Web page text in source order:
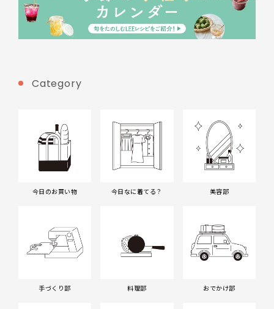
Category
今日のお買い物 今日なに着てる？ 美容部
手づくり部 料理部 おでかけ部